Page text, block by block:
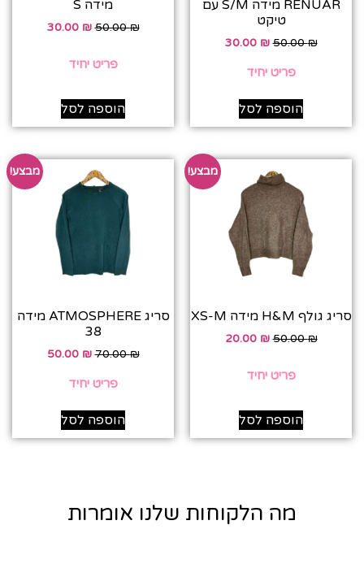
RENUAR מידה S/M עם
טיקט
50.00₪
30.00 ₪
פריט יחיד
הוספה לסל
מידה S
50.00₪
30.00 ₪
פריט יחיד
הוספה לסל
מבצע!
סריג גולף H&M מידה XS-M
50.00₪
20.00 ₪
פריט יחיד
הוספה לסל
מבצע!
סריג ATMOSPHERE מידה
38
70.00₪
50.00 ₪
פריט יחיד
הוספה לסל
מה הלקוחות שלנו אומרות